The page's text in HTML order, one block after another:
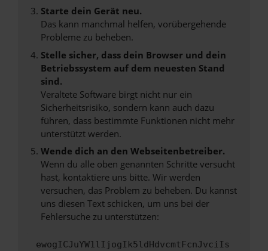
Starte dein Gerät neu.
Das kann manchmal helfen, vorübergehende
Probleme zu beheben.
Stelle sicher, dass dein Browser und dein
Betriebssystem auf dem neuesten Stand
sind.
Veraltete Software birgt nicht nur ein
Sicherheitsrisiko, sondern kann auch dazu
führen, dass bestimmte Funktionen nicht mehr
unterstützt werden.
Wende dich an den Webseitenbetreiber.
Wenn du alle oben genannten Schritte versucht
hast, kontaktiere uns bitte. Wir werden
versuchen, das Problem zu beheben. Du kannst
uns diesen Text schicken, um uns bei der
Fehlersuche zu unterstützen:
ewogICJuYW1lIjogIk5ldHdvcmtFcnJvciIs